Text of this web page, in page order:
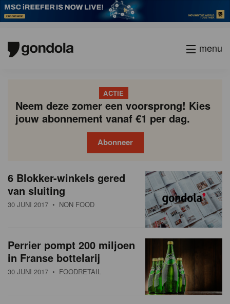
menu
ACTIE
Neem deze zomer een voorsprong! Kies
jouw abonnement vanaf €1 per dag.
Abonneer
N
e
w
s
6 Blokker-winkels gered
van sluiting
30 JUNI 2017 • NON FOOD
Perrier pompt 200 miljoen
in Franse bottelarij
30 JUNI 2017 • FOODRETAIL
P
a
g
a
t
i
Vorige
Page
Page
Page
Page
Current
page
Page
Page
Page
Page
Volgende
academy
society